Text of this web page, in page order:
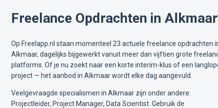
Freelance Opdrachten in Alkmaar
Op Freelapp.nl staan momenteel 23 actuele freelance opdrachten
Alkmaar, dagelijks bijgewerkt vanuit meer dan vijftien grote
platforms. Of je nu zoekt naar een korte interim-klus of een
project — het aanbod in Alkmaar wordt elke dag aangevuld.
Veelgevraagde specialismen in Alkmaar zijn onder andere:
Projectleider, Project Manager, Data Scientist. Gebruik de